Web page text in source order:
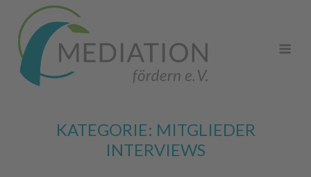
content
KATEGORIE: MITGLIEDER
INTERVIEWS